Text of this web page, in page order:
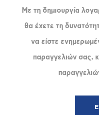
Με τη δημιουργία
θα έχετε τη
να είστε
παραγγελιών σας,